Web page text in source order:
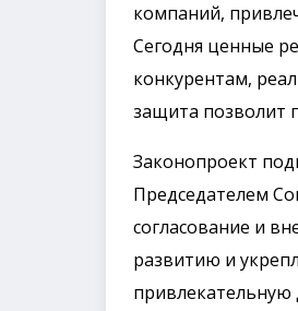
компаний,
Сегодня ценные
конкурентам,
защита позволит
Законопроект
Председателем
согласование и
развитию и
привлекательную